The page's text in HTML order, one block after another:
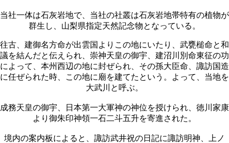
当社一体は石灰岩地で、当社の社叢は石灰岩地帯特有の植物が
群生し、山梨県指定天然記念物となっている。
往古、建御名方命が出雲国よりこの地にいたり、武甕槌命と和
議を結んだと伝えられ、崇神天皇の御宇、建沼川別命東征の功
によって、本州西辺の地に封ぜられ、その孫大臣命、諏訪国造
に任ぜられた時、この地に廟を建てたという。よって、当地を
大武川と呼ぶ。
成務天皇の御宇、日本第一大軍神の神位を授けられ、徳川家康
より御朱印神領一石二斗五升を寄進された。
境内の案内板によると、諏訪武井祝の日記に諏訪明神、上ノ